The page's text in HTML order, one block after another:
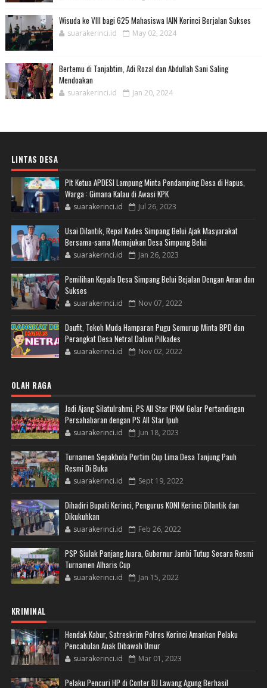
Wisuda ke VIII bagi 625 Mahasiswa IAIN Kerinci Berjalan Sukses
suarakerinci.id May 02, 2024
Bertemu di Tanjabtim, Adi Rozal dan Abdullah Sani Saling
Mendoakan
suarakerinci.id Jan 20, 2024
LINTAS DESA
Plt Ketua APDESI Lampung Minta Pendamping Desa di Hapus,
Warga : Gimana Kalau di Awasi KPK
suarakerinci.id Jul 26, 2023
Usai Dilantik, Repal Kades Simpang Belui Ajak Masyarakat
Bersama-sama Memajukan Desa Simpang Belui
suarakerinci.id Jan 26, 2023
Pemilihan Kepala Desa Simpang Belui Bejalan Dengan Aman dan
Sukses
suarakerinci.id Nov 07, 2022
Daufit, Tokoh Muda Hamparan Pugu Semurup Minta BPD dan
Perangkat Desa Netral Dalam Pilkades
suarakerinci.id Nov 02, 2022
OLAH RAGA
Jadi Ajang Silatulrahmi, PS All Star IPKM Gelar Pertandingan
Persahabaran dengan PS All Star Ipuh
suarakerinci.id Jun 18, 2023
Turnamen Sepakbola Portim Cup Lima Desa Tanjung Pauh
Resmi Di Buka
suarakerinci.id Sept 19, 2022
Dihadiri Bupati Kerinci, Pengurus KONI Kerinci Dilantik dan
Dikukuhkan
suarakerinci.id Feb 26, 2022
PSP Siulak Panjang Juara, Gubernur Jambi Tutup Secara Resmi
Turnamen Alharis Cup
suarakerinci.id Jan 15, 2022
KRIMINAL
Hendak Kabur, Satreskrim Polres Kerinci Amankan Pelaku
Pencabulan Anak Dibawah Umur
suarakerinci.id Mar 01, 2023
Pelaku Pencuri HP di Conter BJ Lawang Agung Berhasil